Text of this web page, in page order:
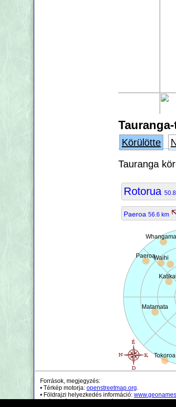
Körülötte
Tauranga
Rotorua
Paeroa 56.6 km
Tokoroa
Matamata
Waihi
Paeroa
Források, megjegyzés:
• Térkép motorja: openstreetmap.org.
• Földrajzi helyezkedés információ: